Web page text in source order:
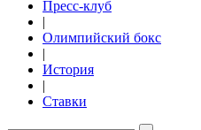
Пресс-клуб
|
Олимпийский бокс
|
История
|
Ставки